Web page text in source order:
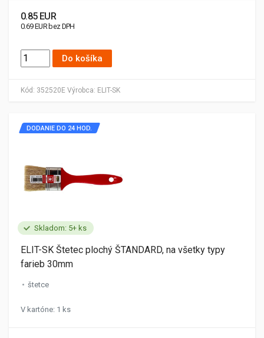
Kód: 352520E Výrobca: ELIT-SK
0.85 EUR
0.69 EUR bez DPH
Do košíka
Skladom: 5+ ks
DODANIE DO 24 HOD.
ELIT-SK Štetec plochý ŠTANDARD, na všetky typy
farieb 30mm
štetce
V kartóne: 1 ks